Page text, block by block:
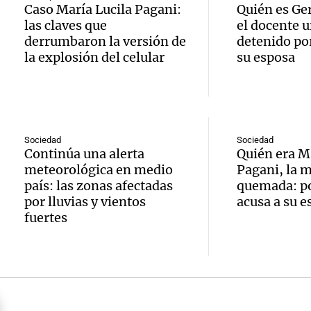
de
entre
por
de
Amamos
Episodios
Audio.
contra
clave
teatro
la
la
todos
Audio.
Caso María Lucila Pagani:
las claves que
derrumbaron la versión de
la explosión del celular
Quién es
el docente
detenido
su esposa
Sociedad
Continúa una alerta
meteorológica en medio
país: las zonas afectadas
por lluvias y vientos
fuertes
Sociedad
Quién era
Pagani, la
quemada:
acusa a su